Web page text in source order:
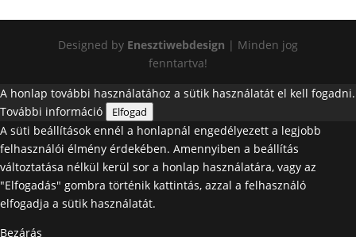
Designed by Enesztiwebdesign | Minden jog
fenntartva!
A honlap további használatához a sütik használatát el kell fogadni.
További információ
Elfogad
A süti beállítások ennél a honlapnál engedélyezett a legjobb
felhasználói élmény érdekében. Amennyiben a beállítás
változtatása nélkül kerül sor a honlap használatára, vagy az
"Elfogadás" gombra történik kattintás, azzal a felhasználó
elfogadja a sütik használatát.
Bezárás